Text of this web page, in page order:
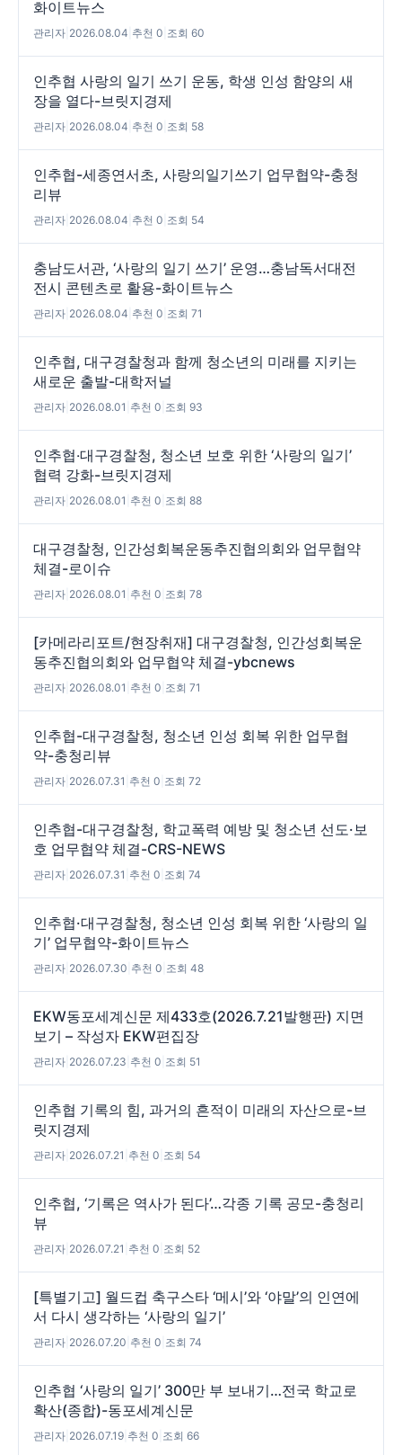
화이트뉴스
관리자 2026.08.04 추천 0 조회 60
인추협 사랑의 일기 쓰기 운동, 학생 인성 함양의 새
장을 열다-브릿지경제
관리자 2026.08.04 추천 0 조회 58
인추협-세종연서초, 사랑의일기쓰기 업무협약-충청
리뷰
관리자 2026.08.04 추천 0 조회 54
충남도서관, ‘사랑의 일기 쓰기’ 운영…충남독서대전
전시 콘텐츠로 활용-화이트뉴스
관리자 2026.08.04 추천 0 조회 71
인추협, 대구경찰청과 함께 청소년의 미래를 지키는
새로운 출발-대학저널
관리자 2026.08.01 추천 0 조회 93
인추협‧대구경찰청, 청소년 보호 위한 ‘사랑의 일기’
협력 강화-브릿지경제
관리자 2026.08.01 추천 0 조회 88
대구경찰청, 인간성회복운동추진협의회와 업무협약
체결-로이슈
관리자 2026.08.01 추천 0 조회 78
[카메라리포트/현장취재] 대구경찰청, 인간성회복운
동추진협의회와 업무협약 체결-ybcnews
관리자 2026.08.01 추천 0 조회 71
인추협-대구경찰청, 청소년 인성 회복 위한 업무협
약-충청리뷰
관리자 2026.07.31 추천 0 조회 72
인추협-대구경찰청, 학교폭력 예방 및 청소년 선도·보
호 업무협약 체결-CRS-NEWS
관리자 2026.07.31 추천 0 조회 74
인추협·대구경찰청, 청소년 인성 회복 위한 ‘사랑의 일
기’ 업무협약-화이트뉴스
관리자 2026.07.30 추천 0 조회 48
EKW동포세계신문 제433호(2026.7.21발행판) 지면
보기 – 작성자 EKW편집장
관리자 2026.07.23 추천 0 조회 51
인추협 기록의 힘, 과거의 흔적이 미래의 자산으로-브
릿지경제
관리자 2026.07.21 추천 0 조회 54
인추협, ‘기록은 역사가 된다’…각종 기록 공모-충청리
뷰
관리자 2026.07.21 추천 0 조회 52
[특별기고] 월드컵 축구스타 ‘메시’와 ‘야말’의 인연에
서 다시 생각하는 ‘사랑의 일기’
관리자 2026.07.20 추천 0 조회 74
인추협 ‘사랑의 일기’ 300만 부 보내기…전국 학교로
확산(종합)-동포세계신문
관리자 2026.07.19 추천 0 조회 66